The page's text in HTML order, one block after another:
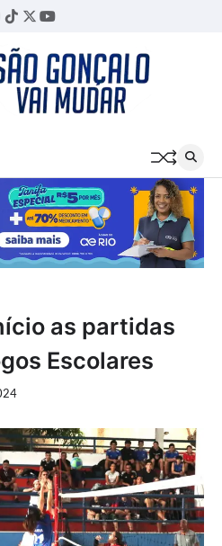
TikTok
TwitterYouTube
as partidas
Escolares